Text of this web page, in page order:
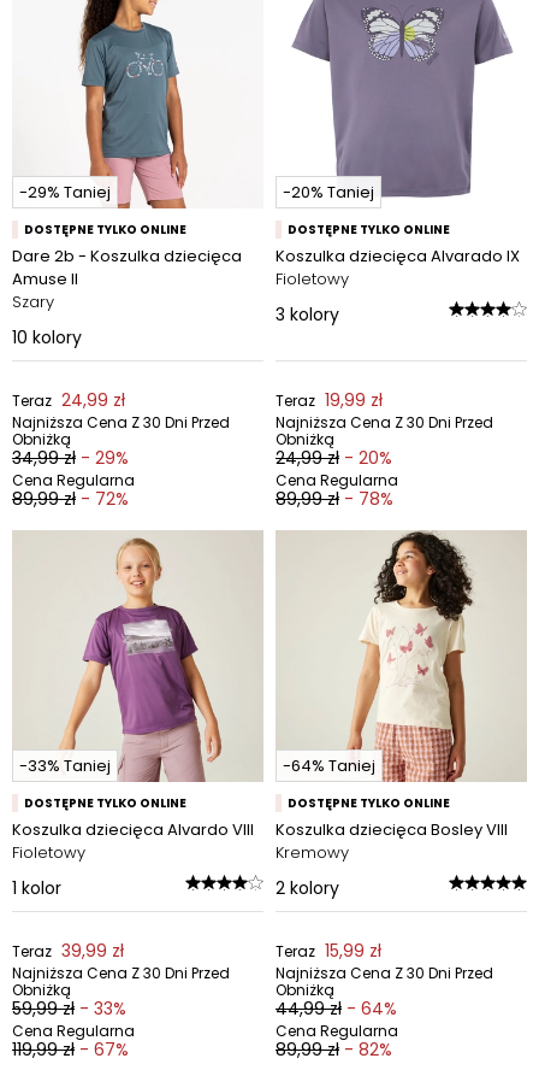
-29% Taniej
DOSTĘPNE TYLKO ONLINE
Dare 2b - Koszulka dziecięca
Amuse II
Szary
10 kolory
Teraz 24,99 zł
Najniższa Cena Z 30 Dni Przed
Obniżką
34,99 zł - 29%
Cena Regularna
89,99 zł - 72%
-20% Taniej
DOSTĘPNE TYLKO ONLINE
Koszulka dziecięca Alvarado IX
Fioletowy
3 kolory
Teraz 19,99 zł
Najniższa Cena Z 30 Dni Przed
Obniżką
24,99 zł - 20%
Cena Regularna
89,99 zł - 78%
-33% Taniej
DOSTĘPNE TYLKO ONLINE
Koszulka dziecięca Alvardo VIII
Fioletowy
1 kolor
Teraz 39,99 zł
Najniższa Cena Z 30 Dni Przed
Obniżką
59,99 zł - 33%
Cena Regularna
119,99 zł - 67%
-64% Taniej
DOSTĘPNE TYLKO ONLINE
Koszulka dziecięca Bosley VIII
Kremowy
2 kolory
Teraz 15,99 zł
Najniższa Cena Z 30 Dni Przed
Obniżką
44,99 zł - 64%
Cena Regularna
89,99 zł - 82%